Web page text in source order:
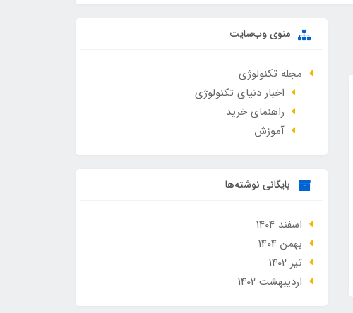
منوی وب‌سایت
مجله تکنولوژی
اخبار دنیای تکنولوژی
راهنمای خرید
آموزش
بایگانی نوشته‌ها
اسفند 1404
بهمن 1404
تير 1402
ارديبهشت 1402